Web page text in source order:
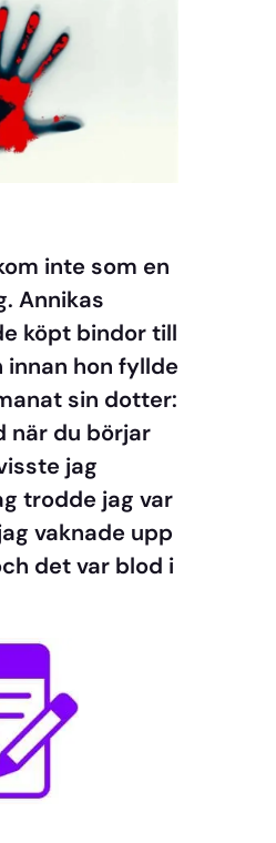
inte som en
Annikas
köpt bindor till
innan hon fyllde
sin dotter:
när du börjar
jag
trodde jag var
vaknade upp
det var blod i